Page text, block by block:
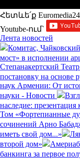
Հետևե՛ք
Youtube-ում`
Лента новостей
Комитас,
мост» в исполнении
Степанакертский
постановку на основе
наук Армении: От
науки - Новости
наследие:
Том «Фортепианные
сочинений Арно
иметь свой дом...»
второй дом»
банкинга за первое